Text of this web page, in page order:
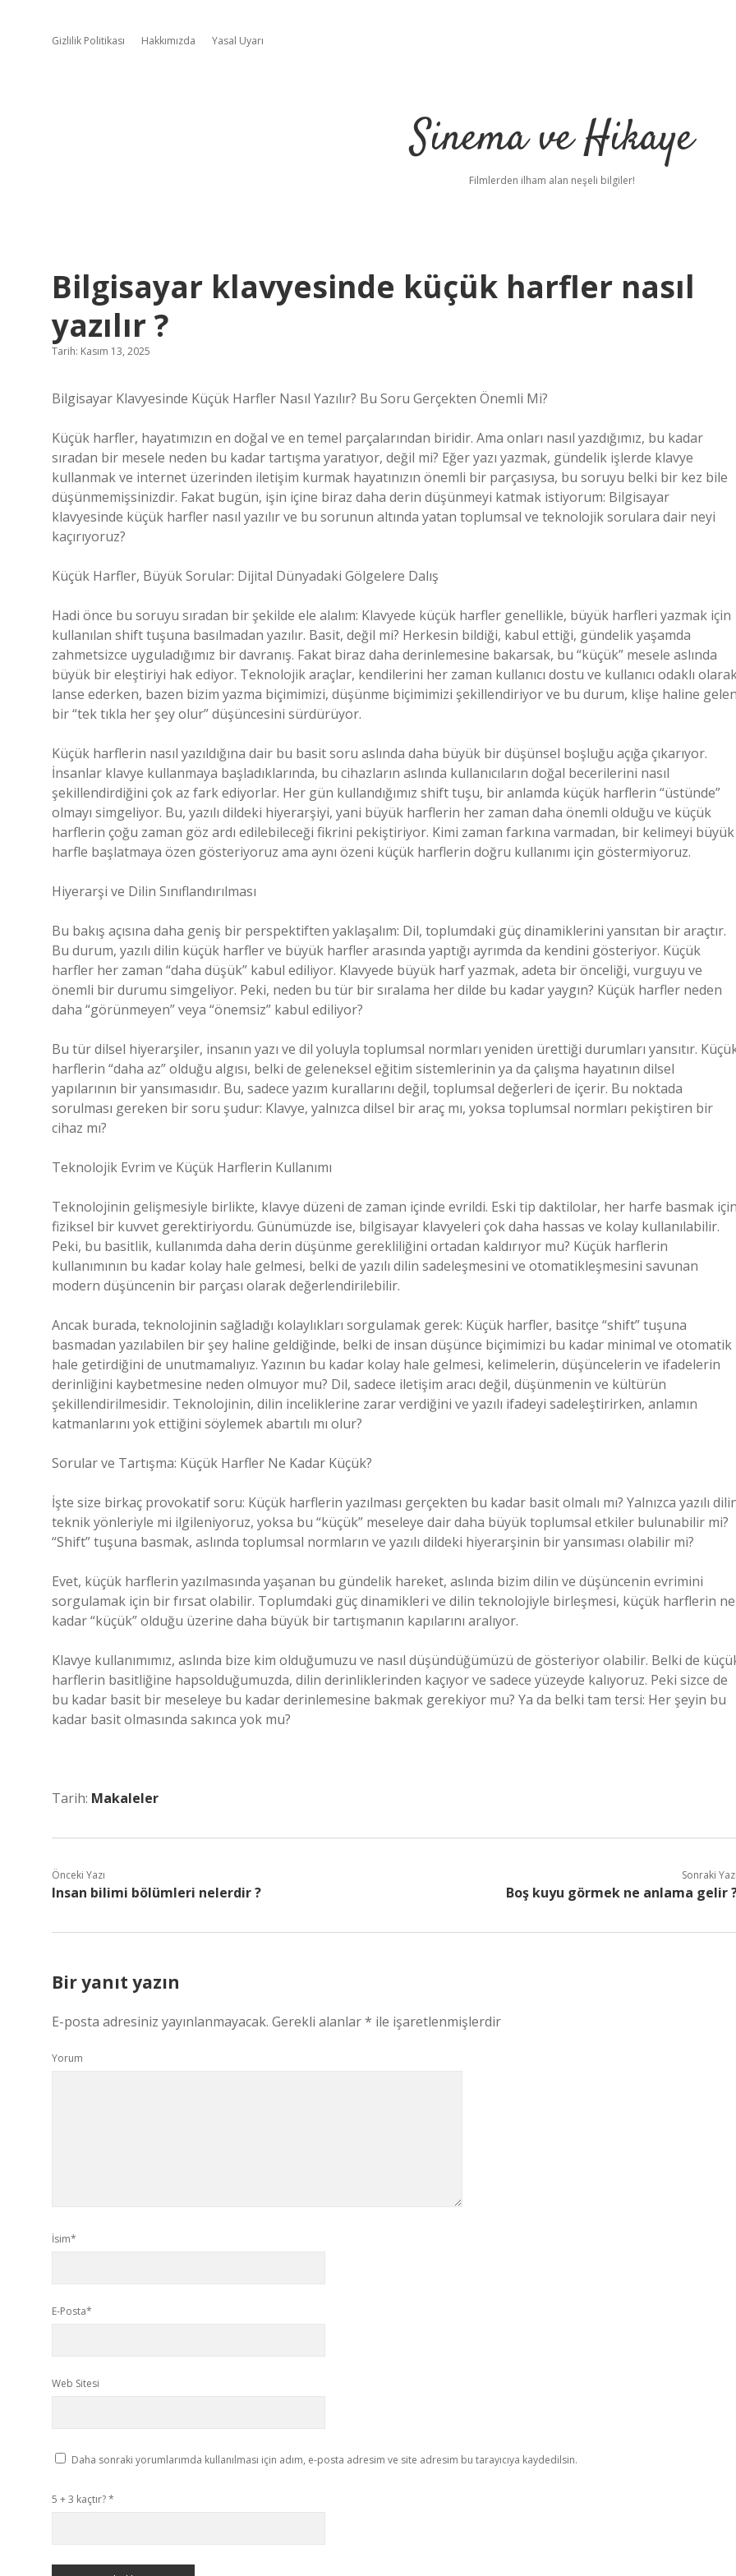
Gizlilik Politikası Hakkımızda Yasal Uyarı
Sinema ve Hikaye
Filmlerden ilham alan neşeli bilgiler!
Bilgisayar klavyesinde küçük harfler nasıl
yazılır ?
Tarih: Kasım 13, 2025
Bilgisayar Klavyesinde Küçük Harfler Nasıl Yazılır? Bu Soru Gerçekten Önemli Mi?
Küçük harfler, hayatımızın en doğal ve en temel parçalarından biridir. Ama onları nasıl yazdığımız, bu kadar
sıradan bir mesele neden bu kadar tartışma yaratıyor, değil mi? Eğer yazı yazmak, gündelik işlerde klavye
kullanmak ve internet üzerinden iletişim kurmak hayatınızın önemli bir parçasıysa, bu soruyu belki bir kez bile
düşünmemişsinizdir. Fakat bugün, işin içine biraz daha derin düşünmeyi katmak istiyorum: Bilgisayar
klavyesinde küçük harfler nasıl yazılır ve bu sorunun altında yatan toplumsal ve teknolojik sorulara dair neyi
kaçırıyoruz?
Küçük Harfler, Büyük Sorular: Dijital Dünyadaki Gölgelere Dalış
Hadi önce bu soruyu sıradan bir şekilde ele alalım: Klavyede küçük harfler genellikle, büyük harfleri yazmak için
kullanılan shift tuşuna basılmadan yazılır. Basit, değil mi? Herkesin bildiği, kabul ettiği, gündelik yaşamda
zahmetsizce uyguladığımız bir davranış. Fakat biraz daha derinlemesine bakarsak, bu “küçük” mesele aslında
büyük bir eleştiriyi hak ediyor. Teknolojik araçlar, kendilerini her zaman kullanıcı dostu ve kullanıcı odaklı
lanse ederken, bazen bizim yazma biçimimizi, düşünme biçimimizi şekillendiriyor ve bu durum, klişe haline
bir “tek tıkla her şey olur” düşüncesini sürdürüyor.
Küçük harflerin nasıl yazıldığına dair bu basit soru aslında daha büyük bir düşünsel boşluğu açığa çıkarıyor.
İnsanlar klavye kullanmaya başladıklarında, bu cihazların aslında kullanıcıların doğal becerilerini nasıl
şekillendirdiğini çok az fark ediyorlar. Her gün kullandığımız shift tuşu, bir anlamda küçük harflerin “üstünde”
olmayı simgeliyor. Bu, yazılı dildeki hiyerarşiyi, yani büyük harflerin her zaman daha önemli olduğu ve küçük
harflerin çoğu zaman göz ardı edilebileceği fikrini pekiştiriyor. Kimi zaman farkına varmadan, bir kelimeyi büyük
harfle başlatmaya özen gösteriyoruz ama aynı özeni küçük harflerin doğru kullanımı için göstermiyoruz.
Hiyerarşi ve Dilin Sınıflandırılması
Bu bakış açısına daha geniş bir perspektiften yaklaşalım: Dil, toplumdaki güç dinamiklerini yansıtan bir araçtır.
Bu durum, yazılı dilin küçük harfler ve büyük harfler arasında yaptığı ayrımda da kendini gösteriyor. Küçük
harfler her zaman “daha düşük” kabul ediliyor. Klavyede büyük harf yazmak, adeta bir önceliği, vurguyu ve
önemli bir durumu simgeliyor. Peki, neden bu tür bir sıralama her dilde bu kadar yaygın? Küçük harfler neden
daha “görünmeyen” veya “önemsiz” kabul ediliyor?
Bu tür dilsel hiyerarşiler, insanın yazı ve dil yoluyla toplumsal normları yeniden ürettiği durumları yansıtır.
harflerin “daha az” olduğu algısı, belki de geleneksel eğitim sistemlerinin ya da çalışma hayatının dilsel
yapılarının bir yansımasıdır. Bu, sadece yazım kurallarını değil, toplumsal değerleri de içerir. Bu noktada
sorulması gereken bir soru şudur: Klavye, yalnızca dilsel bir araç mı, yoksa toplumsal normları pekiştiren bir
cihaz mı?
Teknolojik Evrim ve Küçük Harflerin Kullanımı
Teknolojinin gelişmesiyle birlikte, klavye düzeni de zaman içinde evrildi. Eski tip daktilolar, her harfe basmak
fiziksel bir kuvvet gerektiriyordu. Günümüzde ise, bilgisayar klavyeleri çok daha hassas ve kolay kullanılabilir.
Peki, bu basitlik, kullanımda daha derin düşünme gerekliliğini ortadan kaldırıyor mu? Küçük harflerin
kullanımının bu kadar kolay hale gelmesi, belki de yazılı dilin sadeleşmesini ve otomatikleşmesini savunan
modern düşüncenin bir parçası olarak değerlendirilebilir.
Ancak burada, teknolojinin sağladığı kolaylıkları sorgulamak gerek: Küçük harfler, basitçe “shift” tuşuna
basmadan yazılabilen bir şey haline geldiğinde, belki de insan düşünce biçimimizi bu kadar minimal ve otomatik
hale getirdiğini de unutmamalıyız. Yazının bu kadar kolay hale gelmesi, kelimelerin, düşüncelerin ve ifadelerin
derinliğini kaybetmesine neden olmuyor mu? Dil, sadece iletişim aracı değil, düşünmenin ve kültürün
şekillendirilmesidir. Teknolojinin, dilin inceliklerine zarar verdiğini ve yazılı ifadeyi sadeleştirirken, anlamın
katmanlarını yok ettiğini söylemek abartılı mı olur?
Sorular ve Tartışma: Küçük Harfler Ne Kadar Küçük?
İşte size birkaç provokatif soru: Küçük harflerin yazılması gerçekten bu kadar basit olmalı mı? Yalnızca yazılı
teknik yönleriyle mi ilgileniyoruz, yoksa bu “küçük” meseleye dair daha büyük toplumsal etkiler bulunabilir mi?
“Shift” tuşuna basmak, aslında toplumsal normların ve yazılı dildeki hiyerarşinin bir yansıması olabilir mi?
Evet, küçük harflerin yazılmasında yaşanan bu gündelik hareket, aslında bizim dilin ve düşüncenin evrimini
sorgulamak için bir fırsat olabilir. Toplumdaki güç dinamikleri ve dilin teknolojiyle birleşmesi, küçük harflerin ne
kadar “küçük” olduğu üzerine daha büyük bir tartışmanın kapılarını aralıyor.
Klavye kullanımımız, aslında bize kim olduğumuzu ve nasıl düşündüğümüzü de gösteriyor olabilir. Belki de
harflerin basitliğine hapsolduğumuzda, dilin derinliklerinden kaçıyor ve sadece yüzeyde kalıyoruz. Peki sizce de
bu kadar basit bir meseleye bu kadar derinlemesine bakmak gerekiyor mu? Ya da belki tam tersi: Her şeyin bu
kadar basit olmasında sakınca yok mu?
Tarih: Makaleler
Önceki Yazı
Insan bilimi bölümleri nelerdir ?
Sonraki
Boş kuyu görmek ne anlama gelir
Bir yanıt yazın
E-posta adresiniz yayınlanmayacak. Gerekli alanlar* ile işaretlenmişlerdir
Yorum
İsim*
E-Posta*
Web Sitesi
Daha sonraki yorumlarımda kullanılması için adım, e-posta adresim ve site adresim bu tarayıcıya kaydedilsin.
5 + 3 kaçtır?*